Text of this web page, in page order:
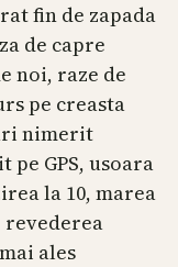
fin de zapada
de capre
noi, raze de
pe creasta
nimerit
GPS, usoara
la 10, marea
ales